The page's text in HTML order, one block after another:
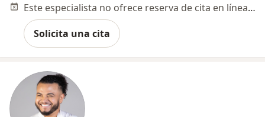
Este especialista no ofrece reserva de cita en línea en esta dirección.
Solicita una cita